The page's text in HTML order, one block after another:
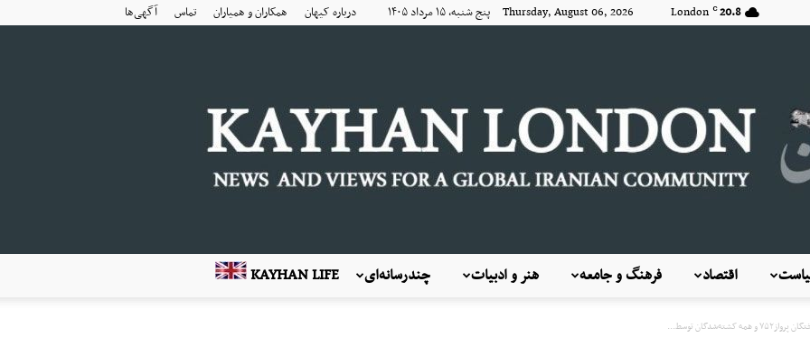
20.8
C
London Thursday, August 06, 2026 پنج شنبه, ۱۵ مرداد ۱۴۰۵ درباره کیهان همکاران و همیاران تماس آگهی‌ها
KAYHAN LIFE چندرسانه‌ای هنر و ادبیات فرهنگ و جامعه اقتصاد